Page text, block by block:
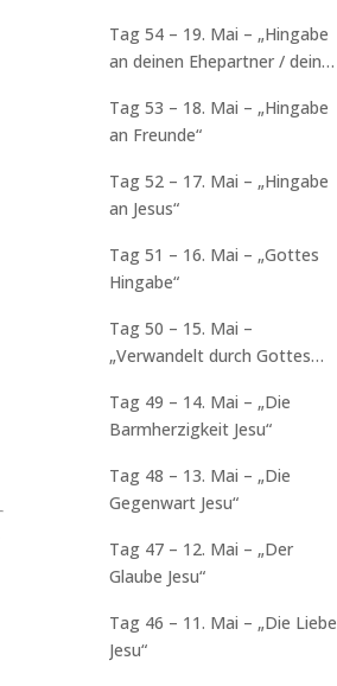
Tag 54 – 19. Mai – „Hingabe
an deinen Ehepartner / deine
Tag 53 – 18. Mai – „Hingabe
an Freunde“
Tag 52 – 17. Mai – „Hingabe
an Jesus“
Tag 51 – 16. Mai – „Gottes
Hingabe“
Tag 50 – 15. Mai –
„Verwandelt durch Gottes
Tag 49 – 14. Mai – „Die
Barmherzigkeit Jesu“
Tag 48 – 13. Mai – „Die
Gegenwart Jesu“
Tag 47 – 12. Mai – „Der
Glaube Jesu“
Tag 46 – 11. Mai – „Die Liebe
Jesu“